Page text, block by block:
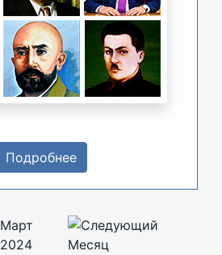
Подробнее
Март
2024